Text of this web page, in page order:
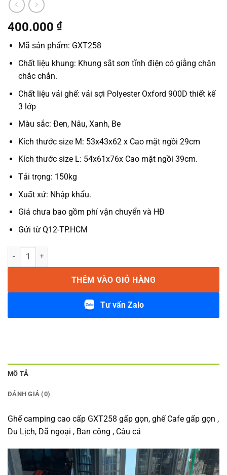
400.000 ₫
Mã sản phẩm: GXT258
Chất liệu khung: Khung sắt sơn tĩnh điện có giằng chân
chắc chắn.
Chất liệu vải ghế: vải sợi Polyester Oxford 900D thiết kế
3 lớp
Màu sắc: Đen, Nâu, Xanh, Be
Kích thước size M: 53x43x62 x Cao mặt ngồi 29cm
Kích thước size L: 54x61x76x Cao mặt ngồi 39cm.
Tải trọng: 150kg
Xuất xứ: Nhập khẩu.
Giá chưa bao gồm phí vận chuyển và HĐ
Gửi từ Q12-TP.HCM
Ghế Camping Cafe Xếp Gọn Nhập Khẩu Cao Cấp GXT258 số lượng
THÊM VÀO GIỎ HÀNG
Tư vấn Zalo
MÔ TẢ
ĐÁNH GIÁ (0)
Ghế camping cao cấp GXT258 gấp gọn, ghế Cafe gấp gọn ,
Du Lịch, Dã ngoại , Ban công , Câu cá